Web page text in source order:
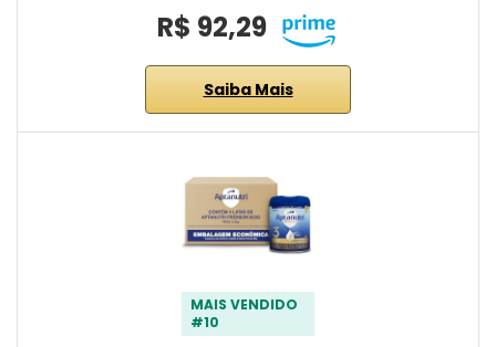
R$ 92,29
Saiba Mais
MAIS VENDIDO
#10